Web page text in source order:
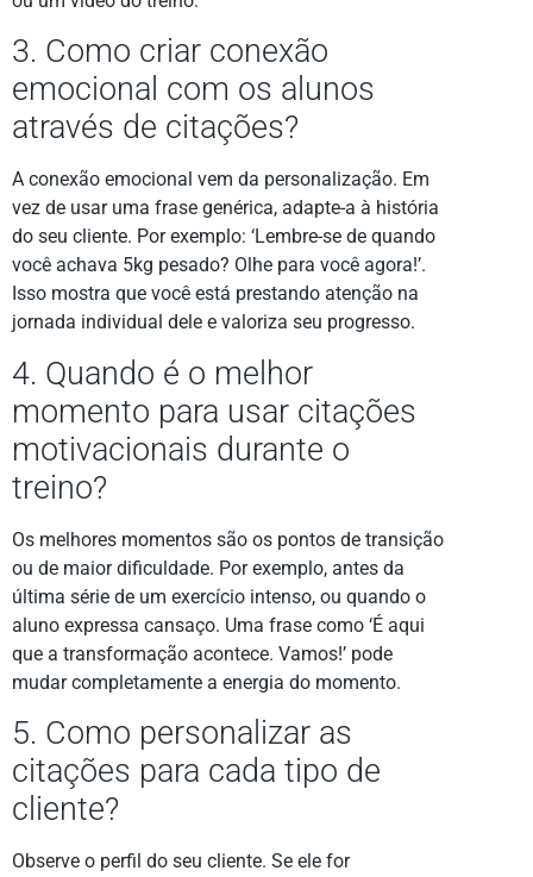
3. Como criar conexão
emocional com os alunos
através de citações?
A conexão emocional vem da personalização. Em
vez de usar uma frase genérica, adapte-a à história
do seu cliente. Por exemplo: ‘Lembre-se de quando
você achava 5kg pesado? Olhe para você agora!’.
Isso mostra que você está prestando atenção na
jornada individual dele e valoriza seu progresso.
4. Quando é o melhor
momento para usar citações
motivacionais durante o
treino?
Os melhores momentos são os pontos de transição
ou de maior dificuldade. Por exemplo, antes da
última série de um exercício intenso, ou quando o
aluno expressa cansaço. Uma frase como ‘É aqui
que a transformação acontece. Vamos!’ pode
mudar completamente a energia do momento.
5. Como personalizar as
citações para cada tipo de
cliente?
Observe o perfil do seu cliente. Se ele for